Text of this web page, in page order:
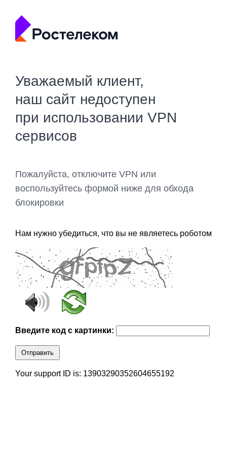
Уважаемый клиент,
наш сайт недоступен
при использовании VPN
сервисов
Пожалуйста, отключите VPN или
воспользуйтесь формой ниже для обхода
блокировки
Нам нужно убедиться, что вы не являетесь роботом
Введите код с картинки:
Отправить
Your support ID is: 13903290352604655192